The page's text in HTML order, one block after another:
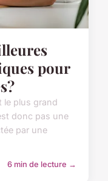
pour
le plus grand
donc pas une
par une
6 min de lecture →